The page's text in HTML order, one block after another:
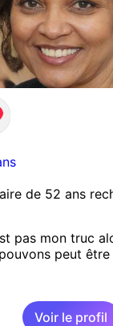
de 52 ans
pas mon truc
peut
Voir le profil